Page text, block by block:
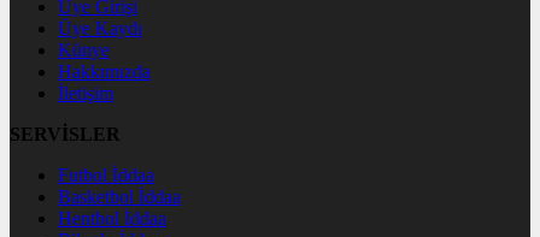
Üye Girişi
Üye Kaydı
Künye
Hakkımızda
İletişim
SERVİSLER
Futbol İddaa
Basketbol İddaa
Hentbol İddaa